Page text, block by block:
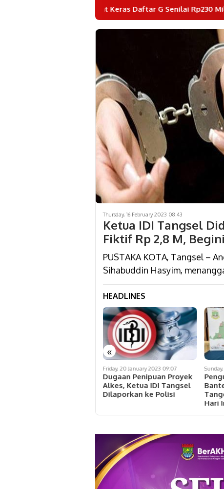
Obat Keras Daftar G Senilai Rp230 Miliar.
Thursday, 16 February 2023 08:43
Ketua IDI Tangsel
Fiktif Rp 2,8 M,
PUSTAKA KOTA, Tangsel –
Sihabuddin Hasyim,
HEADLINES
«
Friday, 20 January 2023 09:07
Dugaan Penipuan Proyek
Alkes, Ketua IDI Tangsel
Dilaporkan ke Polisi
Hari